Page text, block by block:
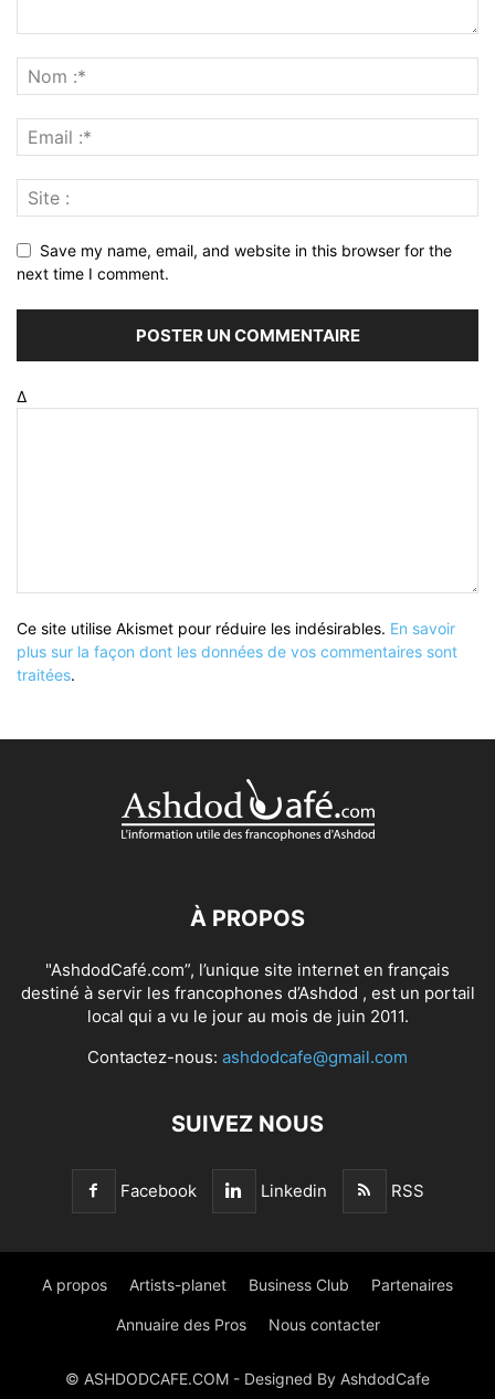
Save my name, email, and website in this browser for the
next time I comment.
Δ
Ce site utilise Akismet pour réduire les indésirables. En savoir
plus sur la façon dont les données de vos commentaires sont
traitées.
À PROPOS
"AshdodCafé.com”, l’unique site internet en français
destiné à servir les francophones d’Ashdod , est un portail
local qui a vu le jour au mois de juin 2011.
Contactez-nous: ashdodcafe@gmail.com
SUIVEZ NOUS
Facebook Linkedin RSS
A propos Artists-planet Business Club Partenaires
Annuaire des Pros Nous contacter
© ASHDODCAFE.COM - Designed By AshdodCafe